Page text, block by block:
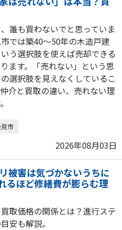
、誰も買わないでと思っていま
では築40〜50年の木造戸建
う選択肢を使えば売却できる
ます。「売れない」という思
選択肢を見えなくしているこ
介と買取の違い、売れない理
市
2026年08月03日
被害は気づかないうちに
るほど修繕費が膨らむ理
取価格の関係とは？進行ステ
安も解説。